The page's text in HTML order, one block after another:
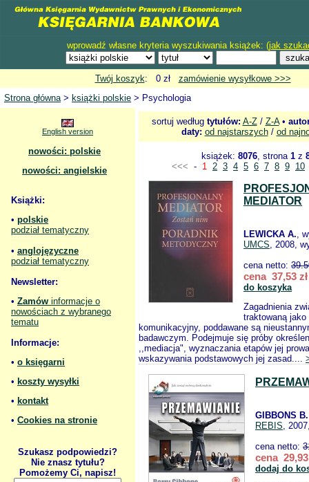
wprowadź własne kryteria wyszukiwania książek: (jak
Twój koszyk: 0 zł zamówienie wysyłkowe >>>
Strona główna> książki polskie > Psychologia
English version
nowości: polskie
nowości: angielskie
Książki:
• polskie
podział tematyczny
• anglojęzyczne
podział tematyczny
Newsletter:
• Zamów informacje o
nowościach z wybranego
tematu
Informacje:
• o księgarni
• koszty wysyłki
• kontakt
• Cookies na stronie
Szukasz podpowiedzi?
Nie znasz tytułu?
Pomożemy Ci, napisz!
sortuj według tytułów: A-Z/ Z-A•
daty: od najstarszych/ od
książek: 8076, strona 1 z
<<< - 1 2 3 4 5 6 7 8 9 10
MEDIATOR
LEWICKA A.,
UMCS, 2008,
cena netto:
cena 37,53 zł
do koszyka
Zagadnienia
traktowaną jako
komunikacyjny, poddawane są
badawczym. Podejmuje się próby
,,mediacja", wyznaczania etapów jej
wskazywania podstawowych jej zasad....
GIBBONS B.
REBIS,
cena netto:
cena 29,93
dodaj do